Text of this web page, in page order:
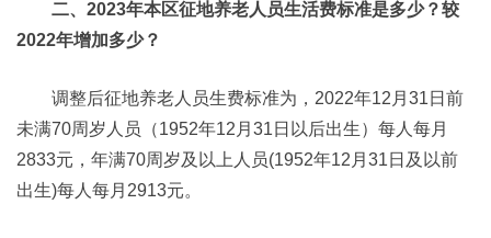
二、2023年本区征地养老人员生活费标准是多少？较
2022年增加多少？
调整后征地养老人员生费标准为，2022年12月31日前
未满70周岁人员（1952年12月31日以后出生）每人每月
2833元，年满70周岁及以上人员(1952年12月31日及以前
出生)每人每月2913元。